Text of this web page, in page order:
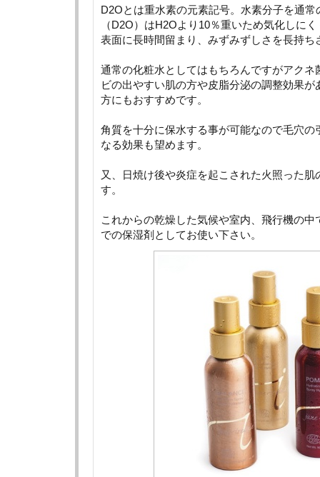
D2Oとは重水素の元素記号。水素分子を通常
（D2O）はH2Oより10％重いため気化しに
表面に長時間留まり、みずみずしさを長持ち
通常の化粧水としてはもちろんですがアクネ
ビの出やすい肌の方や皮脂分泌の調整効果
方にもおすすめです。
角質を十分に保水する事が可能なので毛穴の
なる効果も望めます。
又、日焼け後や炎症を起こされた火照った
す。
これからの乾燥した気候や室内、飛行機の
での保湿剤としてお使い下さい。